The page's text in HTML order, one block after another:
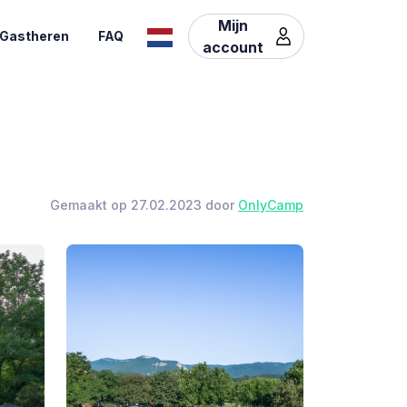
FAQ
Mijn
account
Gemaakt op 27.02.2023 door OnlyCamp